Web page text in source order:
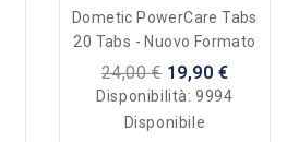
Dometic PowerCare Tabs
20 Tabs - Nuovo Formato
24,00 € 19,90 €
Disponibilità:9994
Disponibile